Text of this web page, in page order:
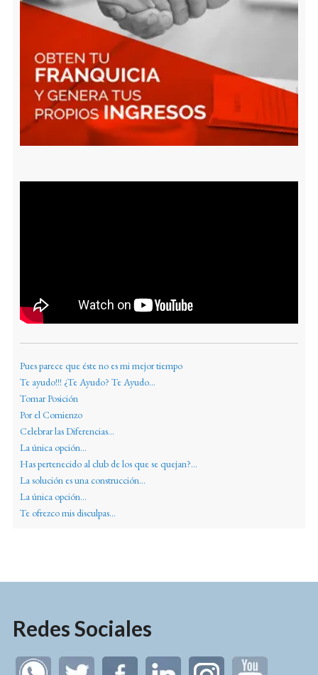
Pues parece que éste no es mi mejor tiempo
Te ayudo!!! ¿Te Ayudo? Te Ayudo...
Tomar Posición
Por el Comienzo
Celebrar las Diferencias...
La única opción...
Has pertenecido al club de los que se quejan?...
La solución es una construcción...
La única opción...
Te ofrezco mis disculpas...
Redes Sociales